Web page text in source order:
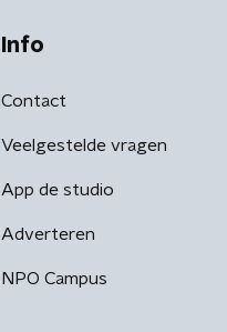
Info
Contact
Veelgestelde vragen
App de studio
Adverteren
NPO Campus